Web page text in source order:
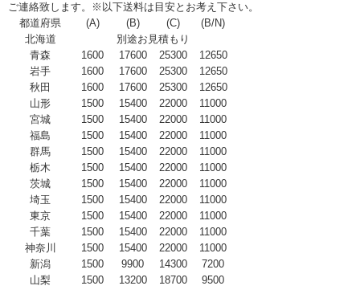
ご連絡致します。※以下送料は目安とお考え下さい。
都道府県
(A) (B) (C)
(B/N)
北海道
別途お見積もり
青森
1600 17600 25300
12650
岩手
1600 17600 25300
12650
秋田
1600 17600 25300
12650
山形
1500 15400 22000
11000
宮城
1500 15400 22000
11000
福島
1500 15400 22000
11000
群馬
1500 15400 22000
11000
栃木
1500 15400 22000
11000
茨城
1500 15400 22000
11000
埼玉
1500 15400 22000
11000
東京
1500 15400 22000
11000
千葉
1500 15400 22000
11000
神奈川
1500 15400 22000
11000
新潟
1500 9900 14300
7200
山梨
1500 13200 18700
9500